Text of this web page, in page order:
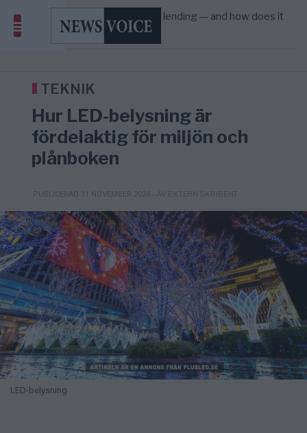
09:12
What is P2B lending — and how does it
differ from P2P?
KRIG & FRED
Richard D. Wolff: Därför provocerar
Överger tanken om ett ...
TEKNIK
Hur LED-belysning är
fördelaktig för miljön och
plånboken
PUBLICERAD 11 NOVEMBER 2024 - AV EXTERN SKRIBENT
LED-belysning